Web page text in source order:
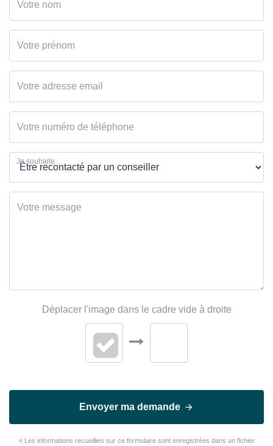
Je souhaite...
Déplacer l'image dans le cadre vide à droite
Envoyer ma demande
« Les informations recueillies sur ce formulaire sont enregistrées dans un fichier